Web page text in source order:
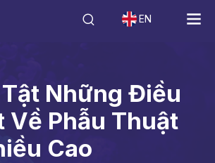
EN
Những Điều
Về Phẫu Thuật
Cao